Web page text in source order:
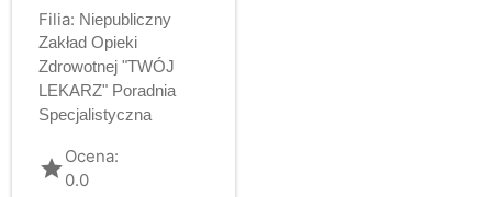
Filia: Niepubliczny
Zakład Opieki
Zdrowotnej "TWÓJ
LEKARZ" Poradnia
Specjalistyczna
gradeOcena:
0.0